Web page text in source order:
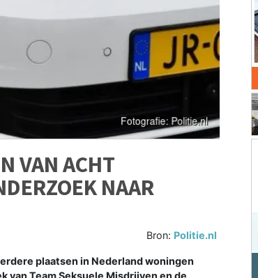
VAN ACHT
NAAR
Bron: Politie.nl
plaatsen in Nederland woningen
van Team Seksuele Misdrijven en de